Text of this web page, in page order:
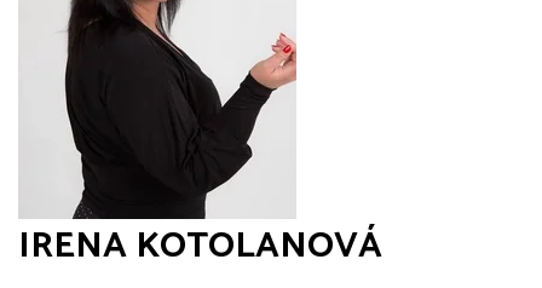
IRENA KOTOLANOVÁ